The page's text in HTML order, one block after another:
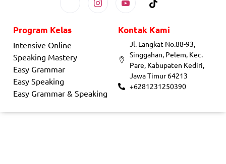
Program Kelas
Intensive Online
Speaking Mastery
Easy Grammar
Easy Speaking
Easy Grammar & Speaking
Kontak Kami
Jl. Langkat No.88-93,
Singgahan, Pelem, Kec.
Pare, Kabupaten Kediri,
Jawa Timur 64213
+6281231250390